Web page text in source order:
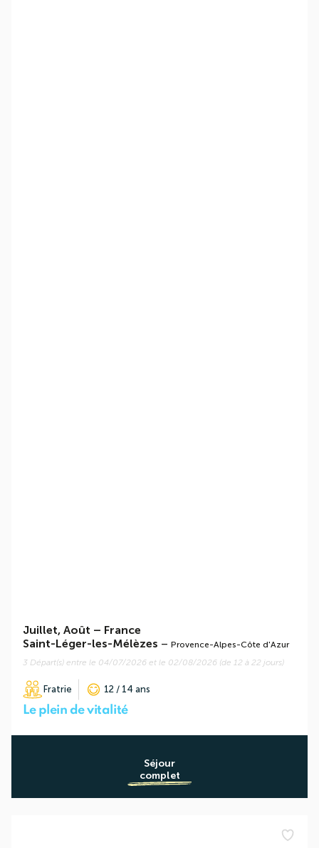
Juillet, Août – France
Saint-Léger-les-Mélèzes – Provence-Alpes-Côte d'Azur
Le plein de vitalité
3 Départ(s) entre le 04/07/2026 et le 02/08/2026 (de 12 à 22 jours)
Fratrie 12 / 14 ans
Séjour
complet